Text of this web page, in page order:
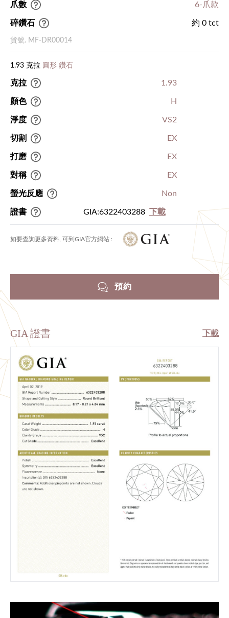
爪數 6-爪款
碎鑽石 約 0 tct
貨號. MF-DR00014
1.93 克拉 圓形 鑽石
克拉 1.93
顏色 H
淨度 VS2
切割 EX
打磨 EX
對稱 EX
螢光反應 Non
證書 GIA:6322403288 下載
如要查詢更多資料, 可到GIA官方網站 :
預約
GIA 證書 下載